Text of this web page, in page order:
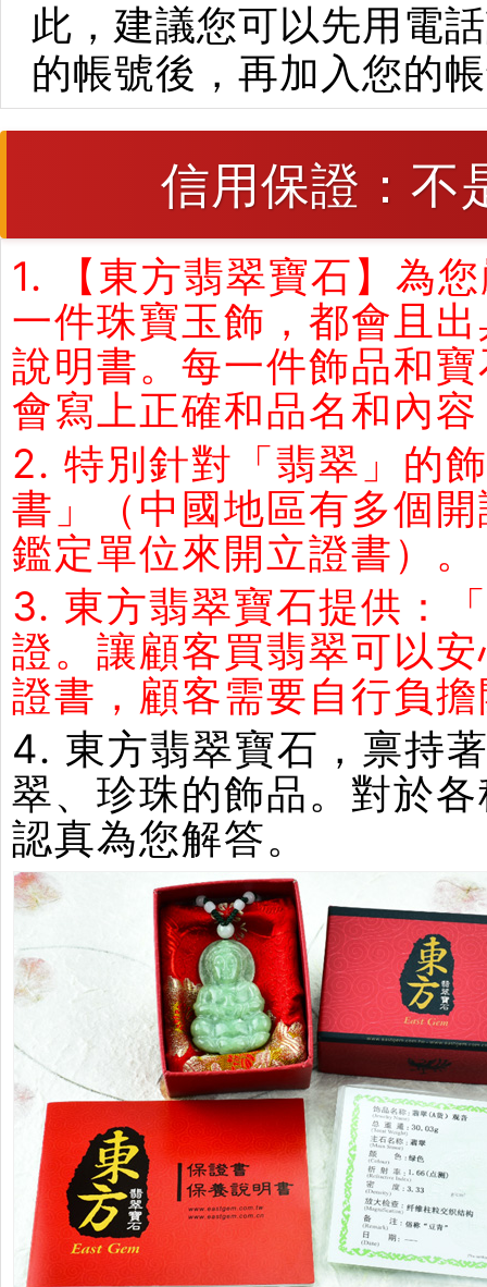
此，建議您可以先用電
的帳號後，再加入您的
信用保證：不
1. 【東方翡翠寶石】為
一件珠寶玉飾，都會且
說明書。每一件飾品和
會寫上正確和品名和內
2. 特別針對「翡翠」的
書」（中國地區有多個
鑑定單位來開立證書）。
3. 東方翡翠寶石提供：
證。讓顧客買翡翠可以
證書，顧客需要自行負
4. 東方翡翠寶石，禀持
翠、珍珠的飾品。對於
認真為您解答。